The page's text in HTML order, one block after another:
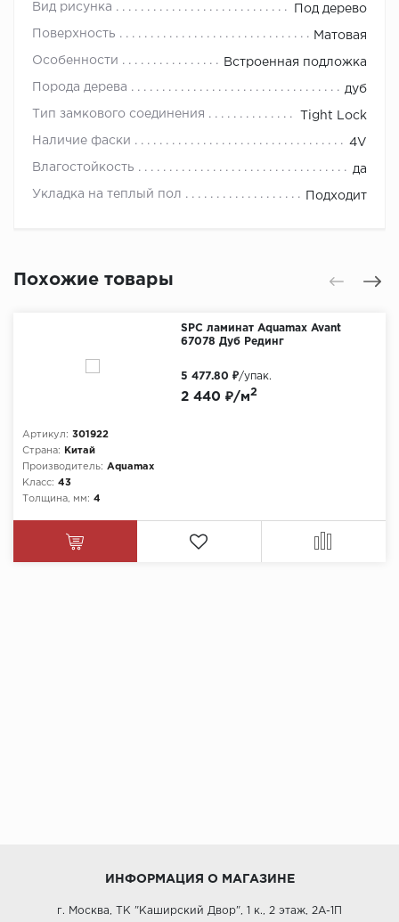
Вид рисунка Под дерево
Поверхность Матовая
Особенности Встроенная подложка
Порода дерева дуб
Тип замкового соединения Tight Lock
Наличие фаски 4V
Влагостойкость да
Укладка на теплый пол Подходит
Похожие товары
SPC ламинат Aquamax Avant
67078 Дуб Рединг
Артикул: 301922
Страна:
Китай
Производитель: Aquamax
Класс: 43
Толщина, мм: 4
2 440 ₽/м2
5 477.80 ₽/упак.
ИНФОРМАЦИЯ О МАГАЗИНЕ
г. Москва, ТК "Каширский Двор", 1 к., 2 этаж, 2А-1П